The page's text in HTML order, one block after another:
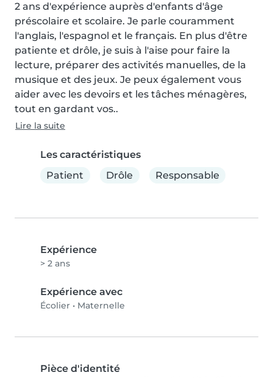
2 ans d'expérience auprès d'enfants d'âge
préscolaire et scolaire. Je parle couramment
l'anglais, l'espagnol et le français. En plus d'être
patiente et drôle, je suis à l'aise pour faire la
lecture, préparer des activités manuelles, de la
musique et des jeux. Je peux également vous
aider avec les devoirs et les tâches ménagères,
tout en gardant vos..
Lire la suite
Les caractéristiques
Patient
Drôle Responsable
Expérience
> 2 ans
Expérience avec
Écolier • Maternelle
Pièce d'identité